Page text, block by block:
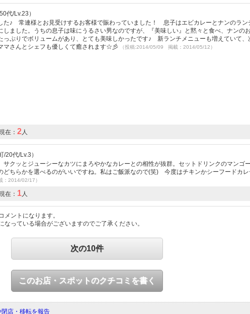
代/Lv.23）
た♪ 常連様とお見受けするお客様で賑わっていました！ 息子はエビカレーとナンのラン
しました。うちの息子は味にうるさい男なのですが、『美味しい』と黙々と食べ、ナンの
っぷりでボリュームがあり、とても美味しかったです♪ 新ランチメニューも増えていて、
さんとシェフも優しくて癒されます☆彡
（投稿:2014/05/09 掲載：2014/05/12）
在： 2 人
20代/Lv.3）
クッとジューシーなカツにまろやかなカレーとの相性が抜群。セットドリンクのマンゴ
どちらかを選べるのがいいですね。私はご飯派なので(笑) 今度はチキンかシーフードカ
：2014/02/17）
在： 1 人
ントになります。
なっている場合がございますのでご了承ください。
次の10件
このお店・スポットのクチコミを書く
店・移転を報告